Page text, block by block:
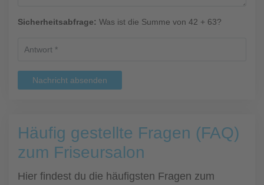
Sicherheitsabfrage: Was ist die Summe von 42 + 63?
Nachricht absenden
Häufig gestellte Fragen (FAQ)
zum Friseursalon
Hier findest du die häufigsten Fragen zum